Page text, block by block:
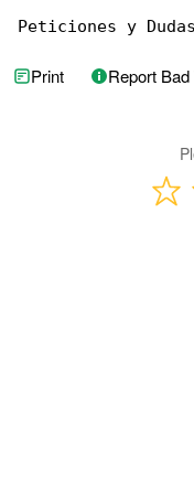
Peticiones y
Print Report Bad